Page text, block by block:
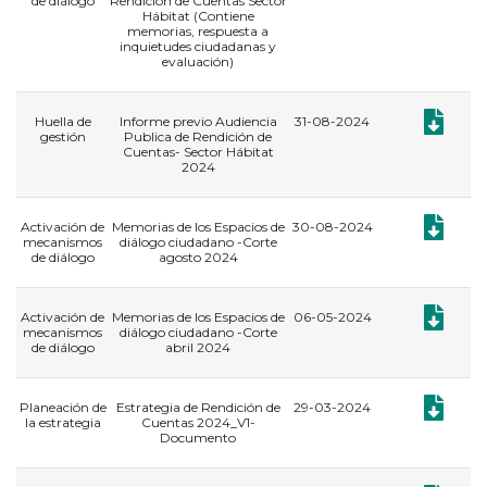
Hábitat (Contiene
memorias, respuesta a
inquietudes ciudadanas y
evaluación)
Huella de
gestión
Informe previo Audiencia
Publica de Rendición de
Cuentas- Sector Hábitat
2024
31-08-2024
Activación de
mecanismos
de diálogo
Memorias de los Espacios de
diálogo ciudadano -Corte
agosto 2024
30-08-2024
Activación de
mecanismos
de diálogo
Memorias de los Espacios de
diálogo ciudadano -Corte
abril 2024
06-05-2024
Planeación de
la estrategia
Estrategia de Rendición de
Cuentas 2024_V1-
Documento
29-03-2024